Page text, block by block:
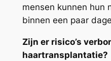
mensen kunnen hun
binnen een paar
Zijn er risico’s
haartransplantatie?